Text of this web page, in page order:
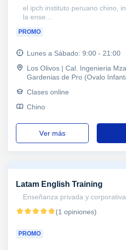
el ipch instituto peruano chino, institución exclusiva en
la ense...
PROMO
Lunes a Sábado: 9:00 - 21:00
Los Olivos | Cal. Ingenieria
Gardenias de Pro (Ovalo
Clases online
Chino
ver más
Latam English Training
Enseñanza privada y
(1 opiniones)
PROMO